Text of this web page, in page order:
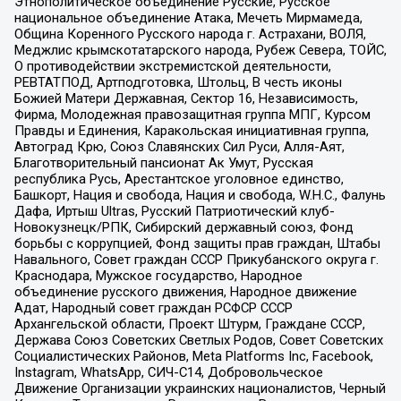
национальное объединение Атака, Мечеть Мирмамеда,
Община Коренного Русского народа г. Астрахани, ВОЛЯ,
Меджлис крымскотатарского народа, Рубеж Севера, ТОЙС,
О противодействии экстремистской деятельности,
РЕВТАТПОД, Артподготовка, Штольц, В честь иконы
Божией Матери Державная, Сектор 16, Независимость,
Фирма, Молодежная правозащитная группа МПГ, Курсом
Правды и Единения, Каракольская инициативная группа,
Автоград Крю, Союз Славянских Сил Руси, Алля-Аят,
Благотворительный пансионат Ак Умут, Русская
республика Русь, Арестантское уголовное единство,
Башкорт, Нация и свобода, Нация и свобода, W.H.С., Фалунь
Дафа, Иртыш Ultras, Русский Патриотический клуб-
Новокузнецк/РПК, Сибирский державный союз, Фонд
борьбы с коррупцией, Фонд защиты прав граждан, Штабы
Навального, Совет граждан СССР Прикубанского округа г.
Краснодара, Мужское государство, Народное
объединение русского движения, Народное движение
Адат, Народный совет граждан РСФСР СССР
Архангельской области, Проект Штурм, Граждане СССР,
Держава Союз Советских Светлых Родов, Совет Советских
Социалистических Районов, Meta Platforms Inc, Facebook,
Instagram, WhatsApp, СИЧ-С14, Добровольческое
Движение Организации украинских националистов, Черный